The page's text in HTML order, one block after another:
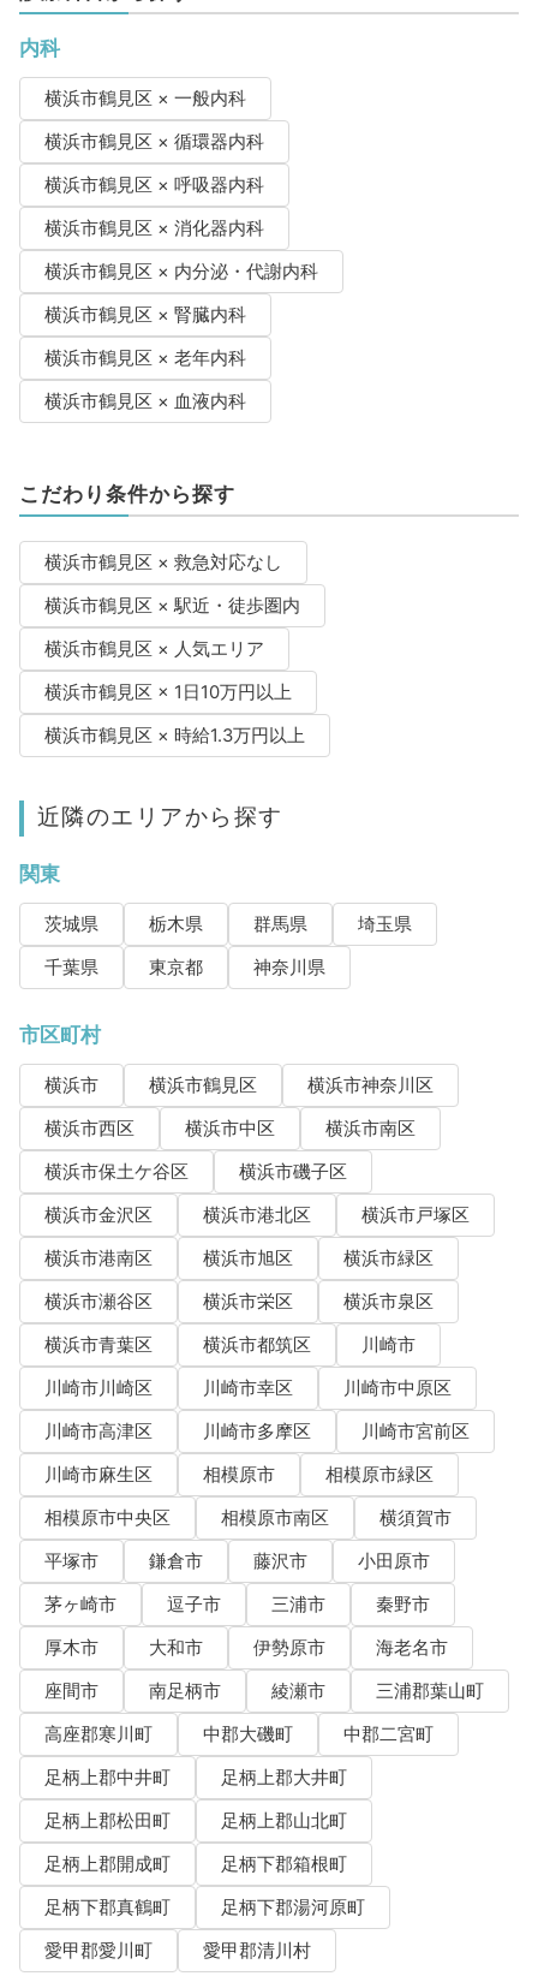
内科
横浜市鶴見区 × 一般内科
横浜市鶴見区 × 循環器内科
横浜市鶴見区 × 呼吸器内科
横浜市鶴見区 × 消化器内科
横浜市鶴見区 × 内分泌・代謝内科
横浜市鶴見区 × 腎臓内科
横浜市鶴見区 × 老年内科
横浜市鶴見区 × 血液内科
こだわり条件から探す
横浜市鶴見区 × 救急対応なし
横浜市鶴見区 × 駅近・徒歩圏内
横浜市鶴見区 × 人気エリア
横浜市鶴見区 × 1日10万円以上
横浜市鶴見区 × 時給1.3万円以上
近隣のエリアから探す
関東
茨城県 栃木県 群馬県
埼玉県
千葉県
東京都 神奈川県
市区町村
横浜市 横浜市鶴見区
横浜市神奈川区
横浜市西区
横浜市中区
横浜市南区
横浜市保土ケ谷区
横浜市磯子区
横浜市金沢区
横浜市港北区
横浜市戸塚区
横浜市港南区
横浜市旭区
横浜市緑区
横浜市瀬谷区
横浜市栄区
横浜市泉区
横浜市青葉区
横浜市都筑区
川崎市
川崎市川崎区
川崎市幸区
川崎市中原区
川崎市高津区
川崎市多摩区
川崎市宮前区
川崎市麻生区
相模原市
相模原市緑区
相模原市中央区
相模原市南区
横須賀市
平塚市
鎌倉市 藤沢市
小田原市
茅ヶ崎市
逗子市 三浦市
秦野市
厚木市
大和市 伊勢原市
海老名市
座間市
南足柄市 綾瀬市
三浦郡葉山町
高座郡寒川町
中郡大磯町
中郡二宮町
足柄上郡中井町
足柄上郡大井町
足柄上郡松田町
足柄上郡山北町
足柄上郡開成町
足柄下郡箱根町
足柄下郡真鶴町
足柄下郡湯河原町
愛甲郡愛川町
愛甲郡清川村